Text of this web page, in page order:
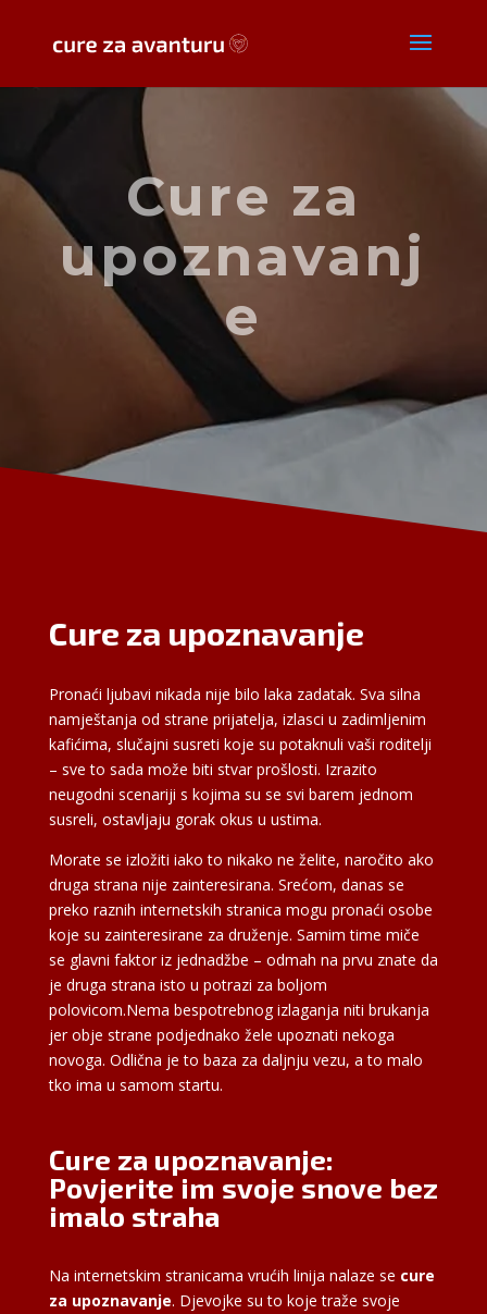
Cure za
upoznavanj
e
Cure za upoznavanje
Pronaći ljubavi nikada nije bilo laka zadatak. Sva silna
namještanja od strane prijatelja, izlasci u zadimljenim
kafićima, slučajni susreti koje su potaknuli vaši roditelji
– sve to sada može biti stvar prošlosti. Izrazito
neugodni scenariji s kojima su se svi barem jednom
susreli, ostavljaju gorak okus u ustima.
Morate se izložiti iako to nikako ne želite, naročito ako
druga strana nije zainteresirana. Srećom, danas se
preko raznih internetskih stranica mogu pronaći osobe
koje su zainteresirane za druženje. Samim time miče
se glavni faktor iz jednadžbe – odmah na prvu znate da
je druga strana isto u potrazi za boljom
polovicom.Nema bespotrebnog izlaganja niti brukanja
jer obje strane podjednako žele upoznati nekoga
novoga. Odlična je to baza za daljnju vezu, a to malo
tko ima u samom startu.
Cure za upoznavanje:
Povjerite im svoje snove bez
imalo straha
Na internetskim stranicama vrućih linija nalaze se cure
za upoznavanje. Djevojke su to koje traže svoje